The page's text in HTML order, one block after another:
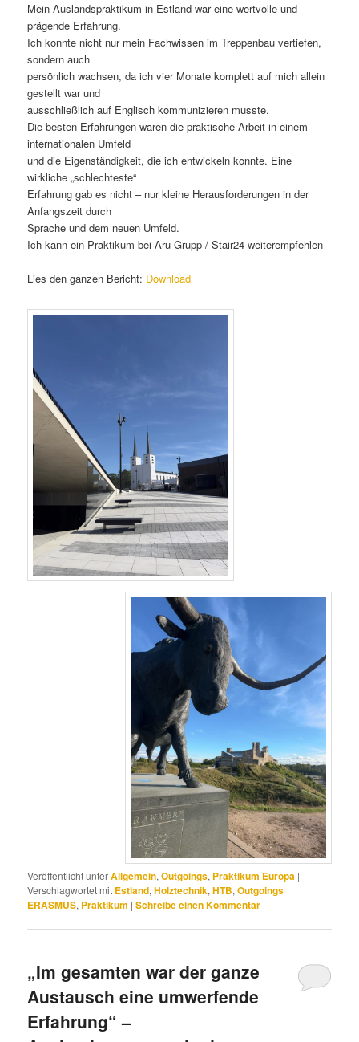
Mein Auslandspraktikum in Estland war eine wertvolle und
prägende Erfahrung.
Ich konnte nicht nur mein Fachwissen im Treppenbau vertiefen,
sondern auch
persönlich wachsen, da ich vier Monate komplett auf mich allein
gestellt war und
ausschließlich auf Englisch kommunizieren musste.
Die besten Erfahrungen waren die praktische Arbeit in einem
internationalen Umfeld
und die Eigenständigkeit, die ich entwickeln konnte. Eine
wirkliche „schlechteste“
Erfahrung gab es nicht – nur kleine Herausforderungen in der
Anfangszeit durch
Sprache und dem neuen Umfeld.
Ich kann ein Praktikum bei Aru Grupp / Stair24 weiterempfehlen
Lies den ganzen Bericht: Download
Veröffentlicht unterAllgemein,Outgoings, Praktikum Europa |
Verschlagwortet mit Estland,Holztechnik,HTB,Outgoings
ERASMUS, Praktikum |Schreibe einen Kommentar
„Im gesamten war der ganze
Austausch eine umwerfende
Erfahrung“ –